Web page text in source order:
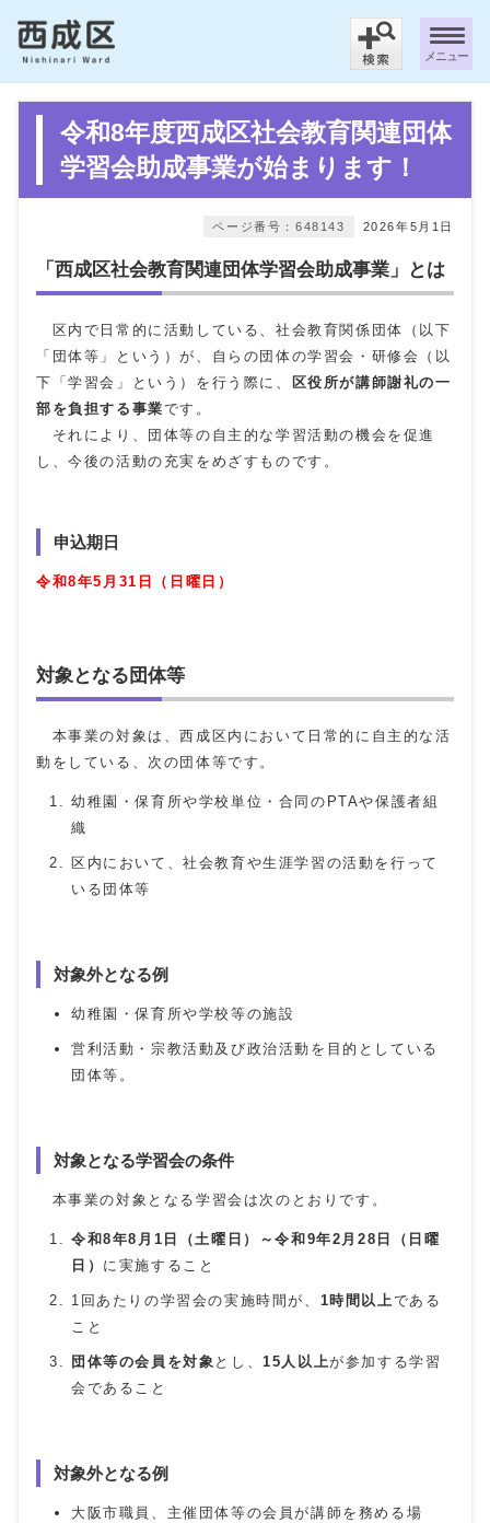
メニュー
令和8年度西成区社会教育関連団体
学習会助成事業が始まります！
2026年5月1日
ページ番号：648143
「西成区社会教育関連団体学習会助成事業」とは
区内で日常的に活動している、社会教育関係団体（以下
「団体等」という）が、自らの団体の学習会・研修会（以
下「学習会」という）を行う際に、 区役所が講師謝礼の一
部を負 担する事業です。
それにより、団体等の自主的な学習活動の機会を促進
し、今後の活動の充実をめざすものです。
申込期日
令和8年5月31日（日曜日）
対象となる団体等
本事業の対象は、西成区内において日常的に自主的な活
動をしている、次の団体等です。
幼稚園・保育所や学校単位・合同のPTAや保護者組
織
区内において、社会教育や生涯学習の活動を行って
いる団体等
対象外となる例
幼稚園・保育所や学校等の施設
営利活動・宗教活動及び政治活動を目的としている
団体等。
対象となる学習会の条件
本事業の対象となる学習会は次のとおりです。
令和8年8月1日（土曜日）～令和9年2月28日（日曜
日） に実施すること
1回あたりの学習会の実施時間が、 1時間以上 である
こと
団体等の会員を対象 とし、 15人以上が参加する学習
会であること
対象外となる例
大阪市職員、主催団体等の会員が講師を務める場